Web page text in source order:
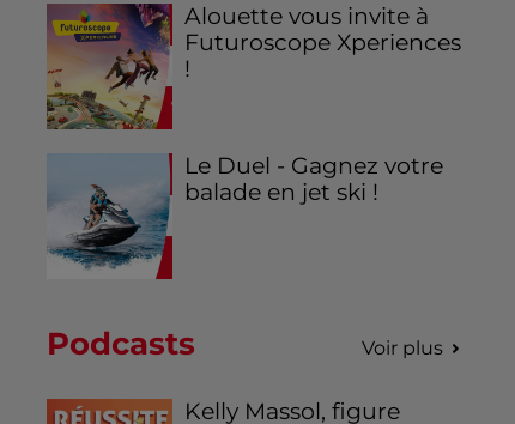
Alouette vous invite à
Futuroscope Xperiences
!
Le Duel - Gagnez votre
balade en jet ski !
Podcasts Voir plus
Kelly Massol, figure